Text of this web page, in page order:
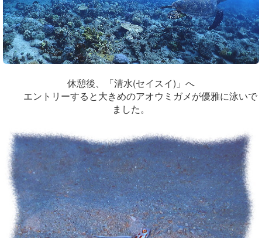
休憩後、「清水(セイスイ)」へ
エントリーすると大きめのアオウミガメが優雅に泳いで
ました。